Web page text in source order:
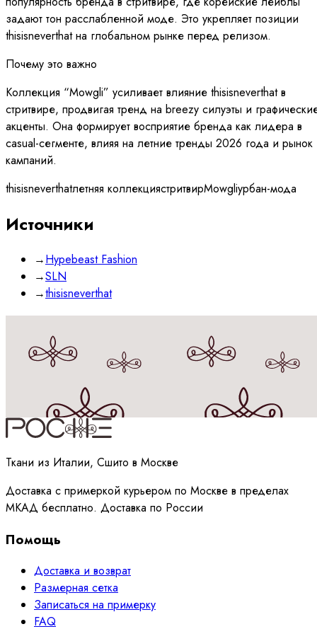
задают тон расслабленной моде. Это укрепляет позиции
thisisneverthat на глобальном рынке перед релизом.
Почему это важно
Коллекция “Mowgli” усиливает влияние thisisneverthat в
стритвире, продвигая тренд на breezy силуэты и
акценты. Она формирует восприятие бренда как лидера в
casual-сегменте, влияя на летние тренды 2026 года и рынок
кампаний.
thisisneverthatлетняя коллекциястритвирMowgliурбан-мода
Источники
→Hypebeast Fashion
→SLN
→thisisneverthat
Принимаюполитикуобработки данных
Ткани из Италии, Сшито в Москве
Доставка с примеркой курьером по Москве в пределах
МКАД бесплатно. Доставка по России
Помощь
Доставка и возврат
Размерная сетка
Записаться на примерку
FAQ